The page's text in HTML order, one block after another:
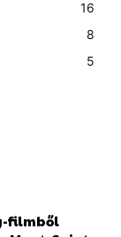
16
8
5
filmből